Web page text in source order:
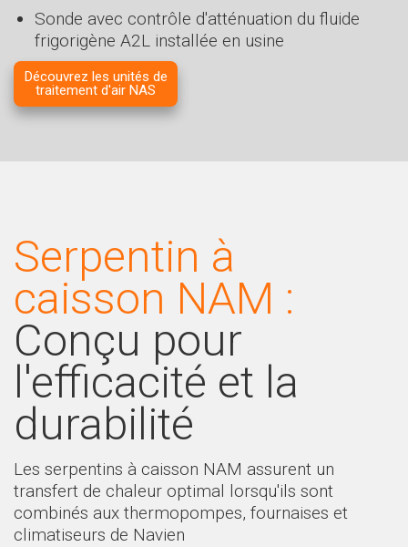
Sonde avec contrôle d'atténuation du fluide
frigorigène A2L installée en usine
Découvrez les unités de
traitement d'air NAS
Serpentin à
caisson NAM :
Conçu pour
l'efficacité et la
durabilité
Les serpentins à caisson NAM assurent un
transfert de chaleur optimal lorsqu'ils sont
combinés aux thermopompes, fournaises et
climatiseurs de Navien